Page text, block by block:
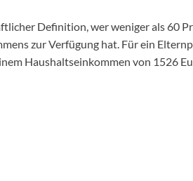
Definition, wer weniger als 60
zur Verfügung hat. Für ein
Haushaltseinkommen von 1526